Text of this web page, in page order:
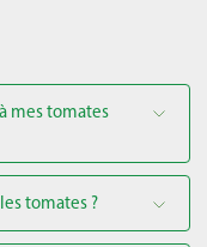
mes tomates
tomates ?